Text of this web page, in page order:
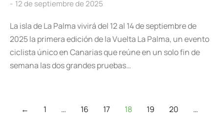
12 de septiembre de 2025
La isla de La Palma vivirá del 12 al 14 de septiembre de
2025 la primera edición de la Vuelta La Palma, un evento
ciclista único en Canarias que reúne en un solo fin de
semana las dos grandes pruebas…
← 1 … 16 17 18 19 20
…